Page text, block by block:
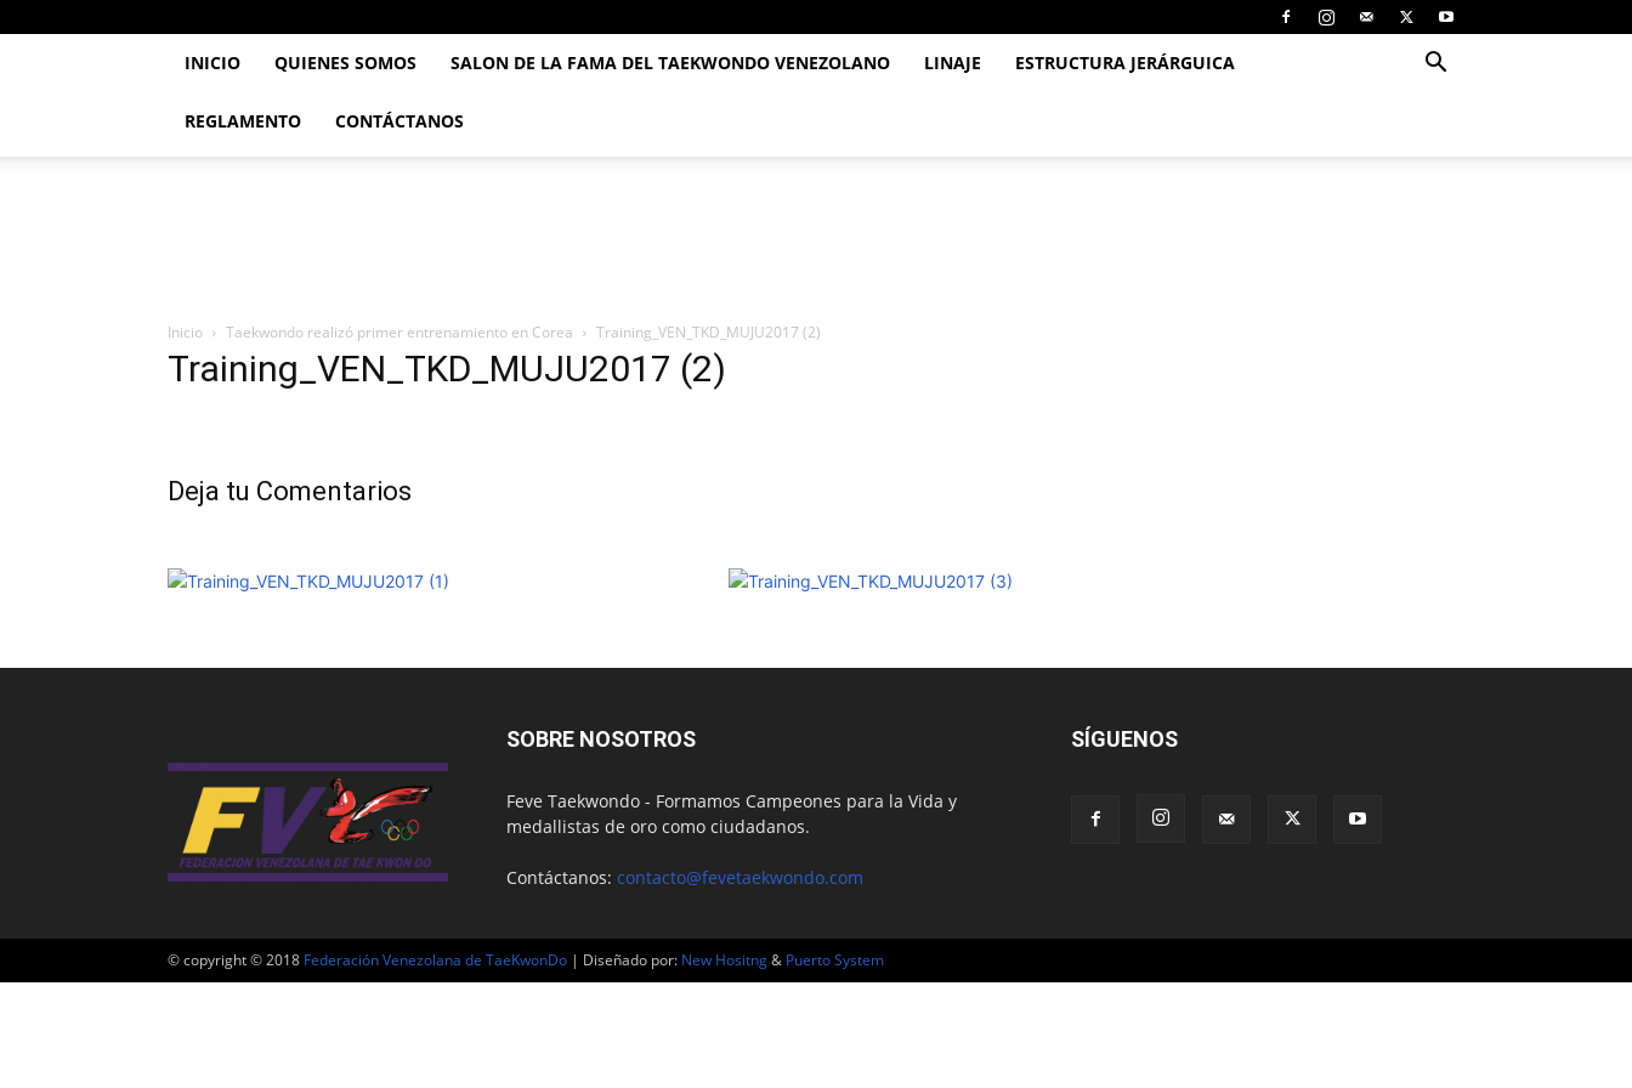
INICIO QUIENES SOMOS SALON DE LA FAMA DEL TAEKWONDO VENEZOLANO LINAJE ESTRUCTURA JERÁRGUICA
REGLAMENTO CONTÁCTANOS
Inicio Taekwondo realizó primer entrenamiento en Corea Training_VEN_TKD_MUJU2017 (2)
Training_VEN_TKD_MUJU2017 (2)
Deja tu Comentarios
SOBRE NOSOTROS
Feve Taekwondo - Formamos Campeones para la Vida y
medallistas de oro como ciudadanos.
Contáctanos: contacto@fevetaekwondo.com
SÍGUENOS
© copyright © 2018 Federación Venezolana de TaeKwonDo | Diseñado por: New Hositng& Puerto System